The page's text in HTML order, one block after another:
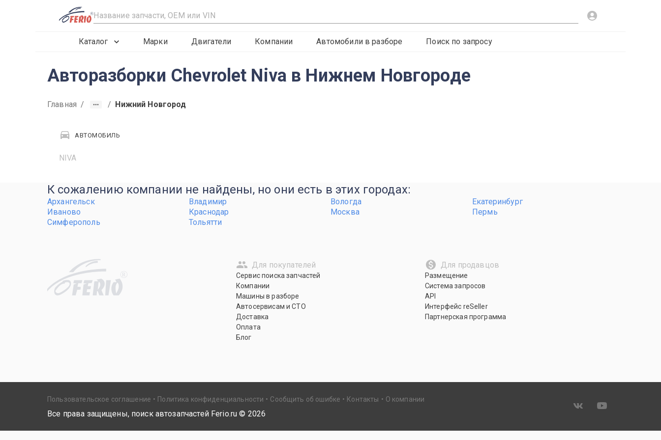
R
Каталог Марки Двигатели Компании Автомобили в разборе Поиск по запросу
Авторазборки Chevrolet Niva в Нижнем Новгороде
Главная / / Нижний Новгород
АВТОМОБИЛЬ
NIVA
К сожалению компании не найдены, но они есть в этих городах:
Архангельск Владимир Вологда
Екатеринбург
Иваново
Краснодар Москва
Пермь
Симферополь
Тольятти
R
Для покупателей
Сервис поиска запчастей
Компании
Машины в разборе
Автосервисам и СТО
Доставка
Оплата
Блог
Для продавцов
Размещение
Система запросов
API
Интерфейс reSeller
Партнерская программа
Пользовательское соглашение Политика конфиденциальности Сообщить об ошибке Контакты О компании
Все права защищены, поиск автозапчастей Ferio.ru © 2026